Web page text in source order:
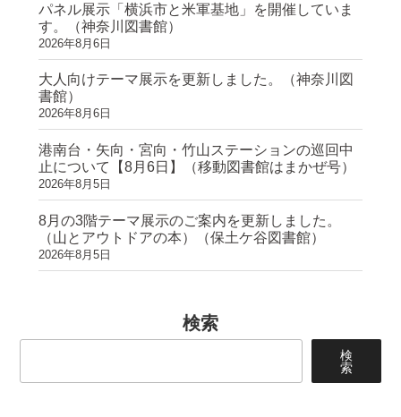
パネル展示「横浜市と米軍基地」を開催していま
す。（神奈川図書館）
2026年8月6日
大人向けテーマ展示を更新しました。（神奈川図
書館）
2026年8月6日
港南台・矢向・宮向・竹山ステーションの巡回中
止について【8月6日】（移動図書館はまかぜ号）
2026年8月5日
8月の3階テーマ展示のご案内を更新しました。
（山とアウトドアの本）（保土ケ谷図書館）
2026年8月5日
検索
検
索